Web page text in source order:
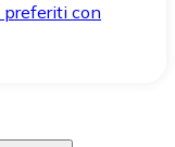
preferiti con